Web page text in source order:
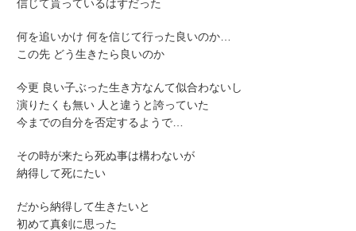
信じて貰っているはずだった
何を追いかけ 何を信じて行った良いのか…
この先 どう生きたら良いのか
今更 良い子ぶった生き方なんて似合わないし
演りたくも無い 人と違うと誇っていた
今までの自分を否定するようで…
その時が来たら死ぬ事は構わないが
納得して死にたい
だから納得して生きたいと
初めて真剣に思った